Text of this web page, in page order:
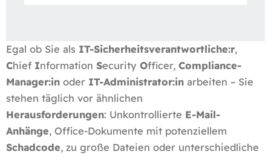
Egal ob Sie als IT-Sicherheitsverantwortliche:r,
Chief Information Security Officer, Compliance-
Manager:in oder IT-Administrator:in arbeiten – Sie
stehen täglich vor ähnlichen
Herausforderungen: Unkontrollierte E-Mail-
Anhänge, Office-Dokumente mit potenziellem
Schadcode, zu große Dateien oder unterschiedliche